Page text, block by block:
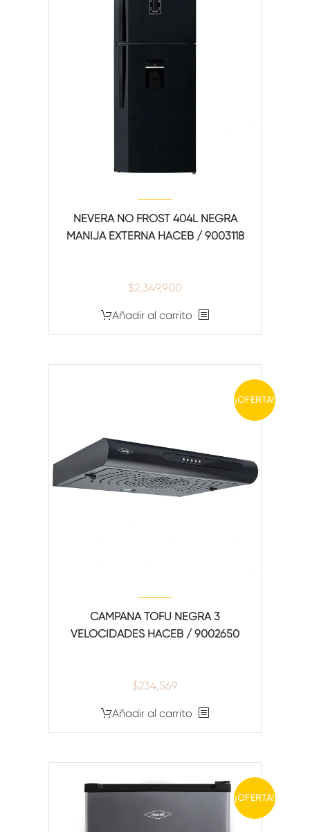
NEVERA NO FROST 404L NEGRA
MANIJA EXTERNA HACEB / 9003118
$2,349,900
Añadir al carrito
¡OFERTA!
CAMPANA TOFU NEGRA 3
VELOCIDADES HACEB / 9002650
$234,569
Añadir al carrito
¡OFERTA!